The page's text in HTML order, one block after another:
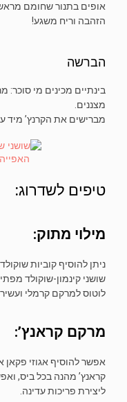
הזהבה וריח משגע!
הברשה
בינתיים מכינים מי
מצננים.
מברישים את הקרנץ’ מיד
טיפים לשדרוג:
מילוי מתוק:
ניתן להוסיף קוביות
שושני קינמון-שוקולד
לוטוס למרקם קרמלי ועשיר.
מרקם קראנץ’:
אפשר להוסיף אגוזי פקאן
קראנץ’ מהנה בכל ביס,
ליצירת פריכות עדינה.